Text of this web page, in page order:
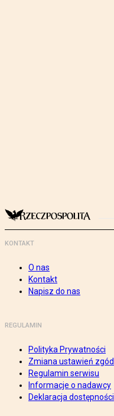
KONTAKT
O nas
Kontakt
Napisz do nas
REGULAMIN
Polityka Prywatności
Zmiana ustawień zgód
Regulamin serwisu
Informacje o nadawcy
Deklaracja dostępności